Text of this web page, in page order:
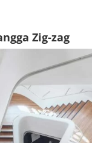
Zig-zag